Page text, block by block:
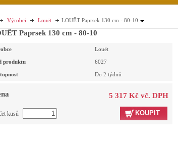
Výrobci Louët LOUËT Paprsek 130 cm - 80-10
Paprsek 130 cm - 80-10
Louët
produktu 6027
Do 2 týdnů
5 317 Kč vč. DPH
KOUPIT
kusů